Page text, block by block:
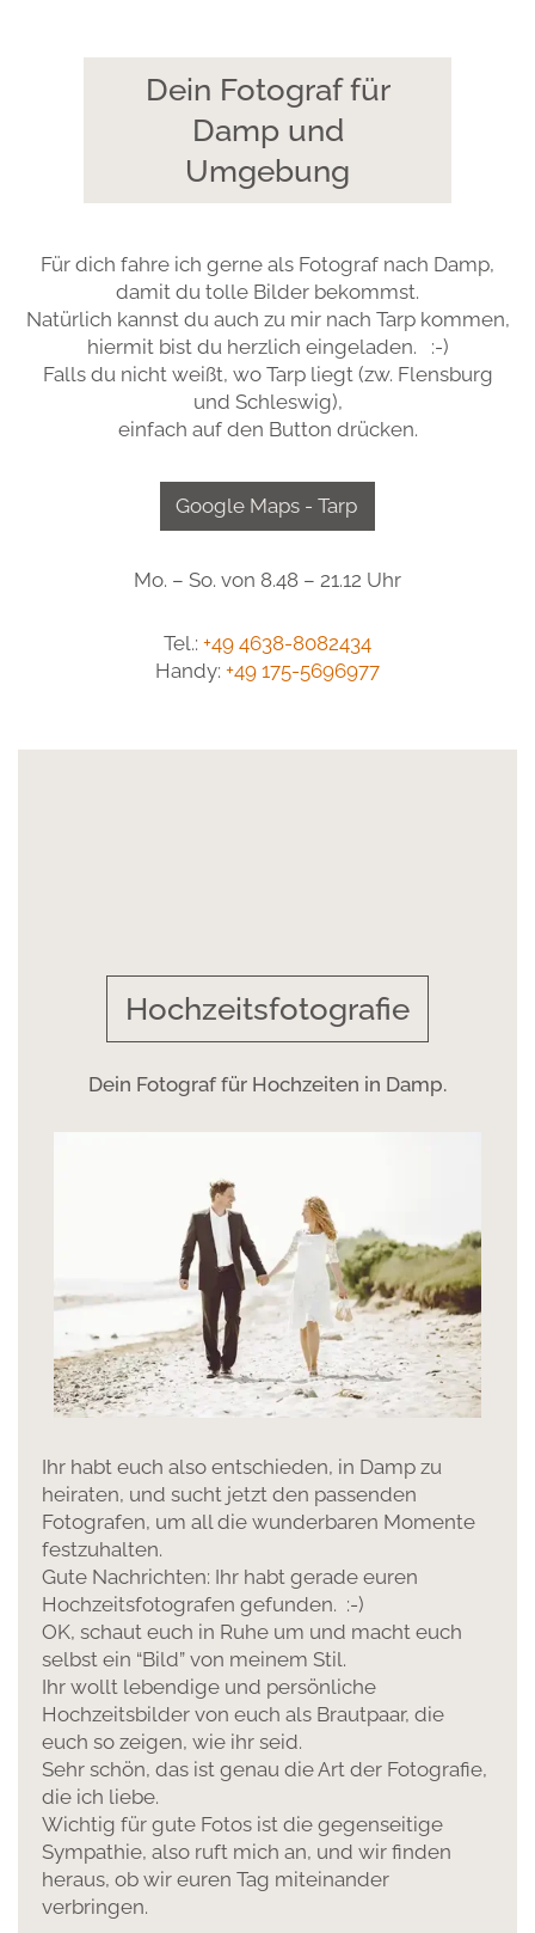
Dein Fotograf für
Damp und
Umgebung
Für dich fahre ich gerne als Fotograf nach Damp,
damit du tolle Bilder bekommst.
Natürlich kannst du auch zu mir nach Tarp kommen,
hiermit bist du herzlich eingeladen. :-)
Falls du nicht weißt, wo Tarp liegt (zw. Flensburg
und Schleswig),
einfach auf den Button drücken.
Google Maps - Tarp
Mo. – So. von 8.48 – 21.12 Uhr
Tel.: +49 4638-8082434
Handy: +49 175-5696977
Hochzeitsfotografie
Dein Fotograf für Hochzeiten in Damp.
Ihr habt euch also entschieden, in Damp zu
heiraten, und sucht jetzt den passenden
Fotografen, um all die wunderbaren Momente
festzuhalten.
Gute Nachrichten: Ihr habt gerade euren
Hochzeitsfotografen gefunden. :-)
OK, schaut euch in Ruhe um und macht euch
selbst ein “Bild” von meinem Stil.
Ihr wollt lebendige und persönliche
Hochzeitsbilder von euch als Brautpaar, die
euch so zeigen, wie ihr seid.
Sehr schön, das ist genau die Art der Fotografie,
die ich liebe.
Wichtig für gute Fotos ist die gegenseitige
Sympathie, also ruft mich an, und wir finden
heraus, ob wir euren Tag miteinander
verbringen.